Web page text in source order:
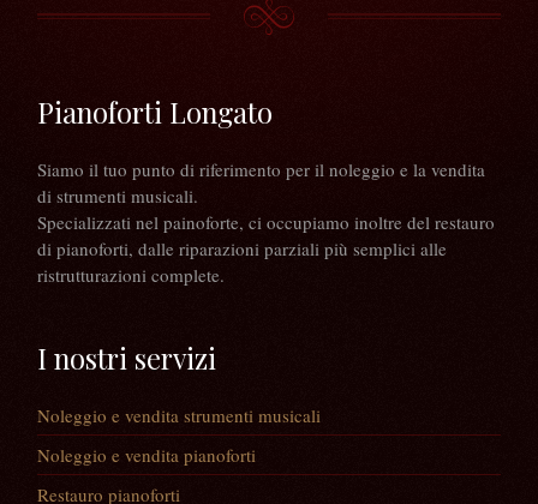
Pianoforti Longato
Siamo il tuo punto di riferimento per il noleggio e la vendita
di strumenti musicali.
Specializzati nel painoforte, ci occupiamo inoltre del restauro
di pianoforti, dalle riparazioni parziali più semplici alle
ristrutturazioni complete.
I nostri servizi
Noleggio e vendita strumenti musicali
Noleggio e vendita pianoforti
Restauro pianoforti